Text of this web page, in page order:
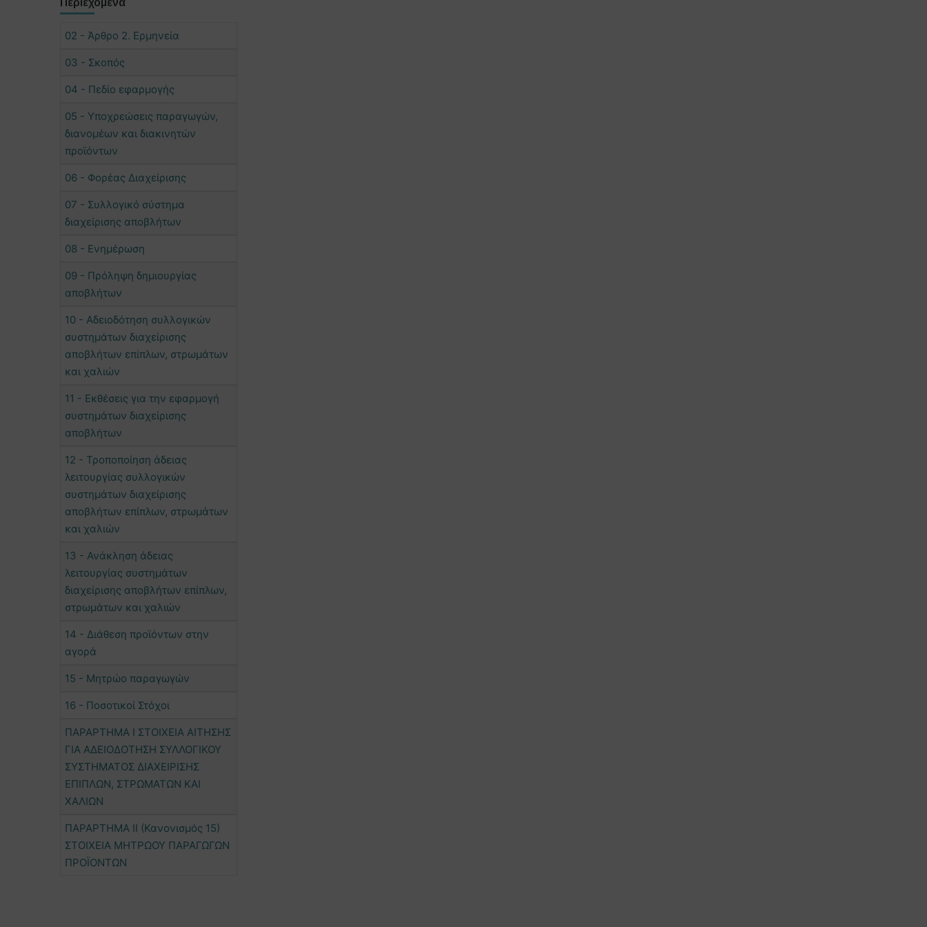
Περιεχόμενα
02 - Άρθρο 2. Ερμηνεία
03 - Σκοπός
04 - Πεδίο εφαρμογής
05 - Υποχρεώσεις παραγωγών,
διανομέων και διακινητών
προϊόντων
06 - Φορέας Διαχείρισης
07 - Συλλογικό σύστημα
διαχείρισης αποβλήτων
08 - Ενημέρωση
09 - Πρόληψη δημιουργίας
αποβλήτων
10 - Αδειοδότηση συλλογικών
συστημάτων διαχείρισης
αποβλήτων επίπλων, στρωμάτων
και χαλιών
11 - Εκθέσεις για την εφαρμογή
συστημάτων διαχείρισης
αποβλήτων
12 - Τροποποίηση άδειας
λειτουργίας συλλογικών
συστημάτων διαχείρισης
αποβλήτων επίπλων, στρωμάτων
και χαλιών
13 - Ανάκληση άδειας
λειτουργίας συστημάτων
διαχείρισης αποβλήτων επίπλων,
στρωμάτων και χαλιών
14 - Διάθεση προϊόντων στην
αγορά
15 - Μητρώο παραγωγών
16 - Ποσοτικοί Στόχοι
ΠΑΡΑΡΤΗΜΑ Ι ΣΤΟΙΧΕΙΑ ΑΙΤΗΣΗΣ
ΓΙΑ ΑΔΕΙΟΔΟΤΗΣΗ ΣΥΛΛΟΓΙΚΟΥ
ΣΥΣΤΗΜΑΤΟΣ ΔΙΑΧΕΙΡΙΣΗΣ
ΕΠΙΠΛΩΝ, ΣΤΡΩΜΑΤΩΝ ΚΑΙ
ΧΑΛΙΩΝ
ΠΑΡΑΡΤΗΜΑ ΙΙ (Κανονισμός 15)
ΣΤΟΙΧΕΙΑ ΜΗΤΡΩΟΥ ΠΑΡΑΓΩΓΩΝ
ΠΡΟΪΟΝΤΩΝ